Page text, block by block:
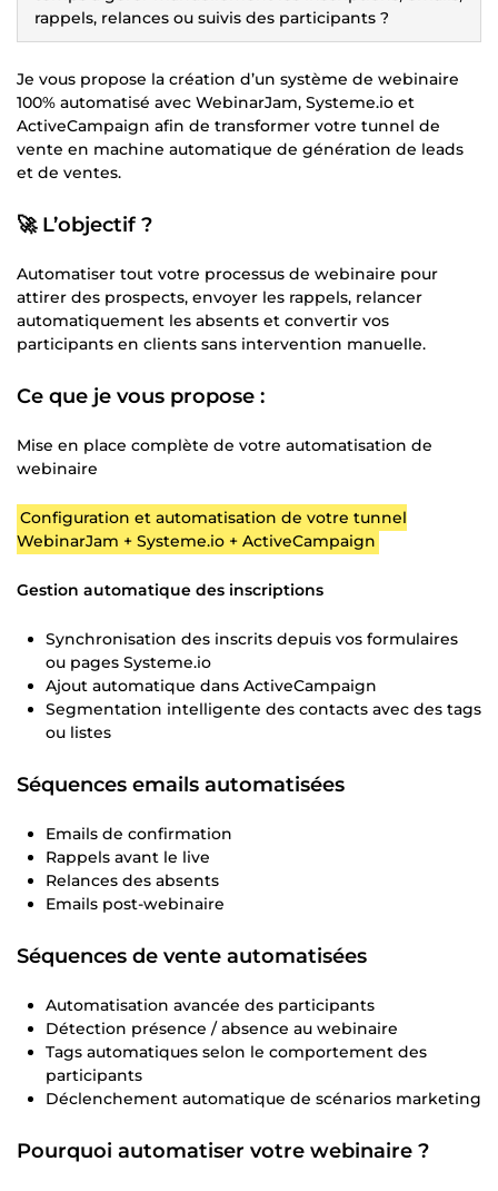
rappels, relances ou suivis des participants ?
Je vous propose la création d’un système de webinaire
100% automatisé avec WebinarJam, Systeme.io et
ActiveCampaign afin de transformer votre tunnel de
vente en machine automatique de génération de leads
et de ventes.
🚀 L’objectif ?
Automatiser tout votre processus de webinaire pour
attirer des prospects, envoyer les rappels, relancer
automatiquement les absents et convertir vos
participants en clients sans intervention manuelle.
Ce que je vous propose :
Mise en place complète de votre automatisation de
webinaire
Configuration et automatisation de votre tunnel
WebinarJam + Systeme.io + ActiveCampaign
Gestion automatique des inscriptions
Synchronisation des inscrits depuis vos formulaires
ou pages Systeme.io
Ajout automatique dans ActiveCampaign
Segmentation intelligente des contacts avec des tags
ou listes
Séquences emails automatisées
Emails de confirmation
Rappels avant le live
Relances des absents
Emails post-webinaire
Séquences de vente automatisées
Automatisation avancée des participants
Détection présence / absence au webinaire
Tags automatiques selon le comportement des
participants
Déclenchement automatique de scénarios marketing
Pourquoi automatiser votre webinaire ?